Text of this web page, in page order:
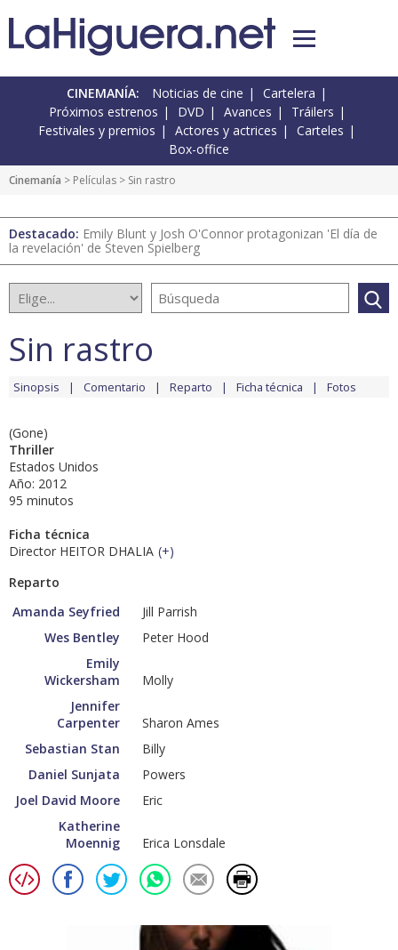
CINEMANÍA: Noticias de cine
Cartelera
Próximos estrenos
DVD Avances
Tráilers
Festivales y premios
Actores y actrices
Carteles
Box-office
Cinemanía > Películas > Sin rastro
Destacado: Emily Blunt y Josh O'Connor protagonizan 'El día de
la revelación' de Steven Spielberg
Sin rastro
Sinopsis Comentario Reparto Ficha técnica Fotos
(Gone)
Thriller
Estados Unidos
Año: 2012
95 minutos
Ficha técnica
Director HEITOR DHALIA (+)
Reparto
Amanda Seyfried
Jill Parrish
Wes Bentley
Peter Hood
Emily
Wickersham
Molly
Jennifer
Carpenter
Sharon Ames
Sebastian Stan
Billy
Daniel Sunjata
Powers
Joel David Moore
Eric
Katherine
Moennig
Erica Lonsdale